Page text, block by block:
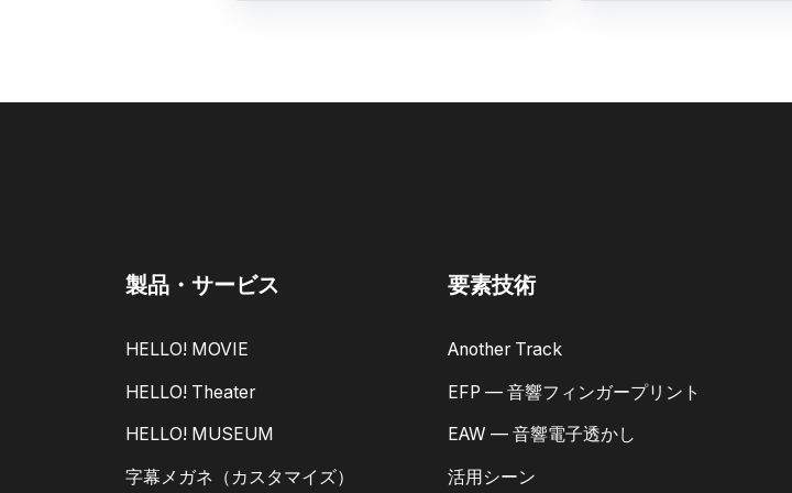
製品・サービス
HELLO! MOVIE
HELLO! Theater
HELLO! MUSEUM
字幕メガネ（カスタマイズ）
要素技術
Another Track
EFP — 音響フィンガープリント
EAW — 音響電子透かし
活用シーン